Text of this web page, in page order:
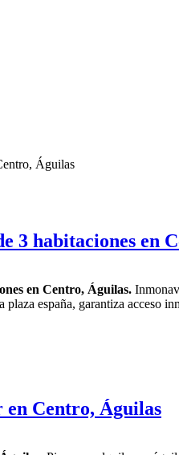
3 habitaciones en
en Centro, Águilas.
españa, garantiza acceso
Centro, Águilas